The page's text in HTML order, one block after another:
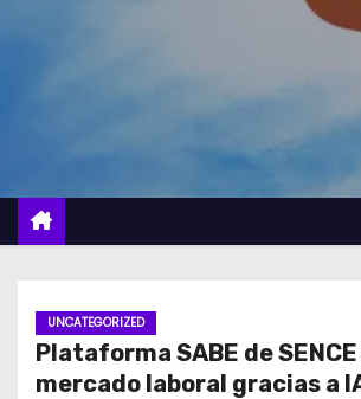
UNCATEGORIZED
Plataforma SABE de
mercado laboral gracias a